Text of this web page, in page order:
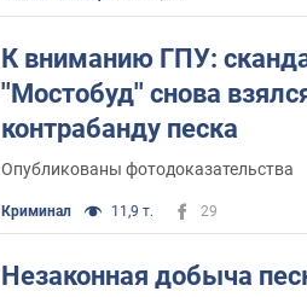
К вниманию ГПУ:
''Мостобуд'' снова
контрабанду песка
Опубликованы фотодоказательства
Криминал 11,9 т. 29
Незаконная добыча